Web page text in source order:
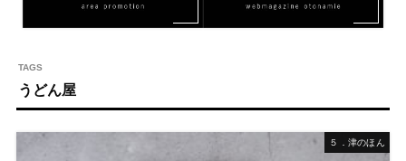
うどん屋
５．津のほん